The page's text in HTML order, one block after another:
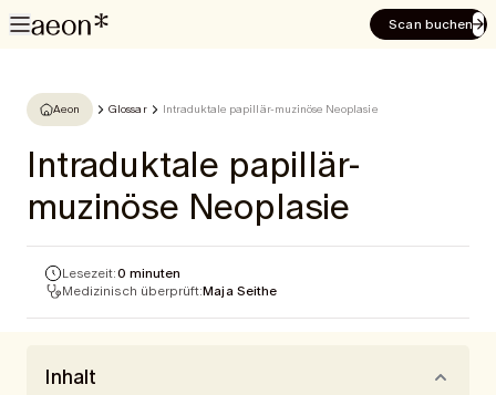
Scan buchen
Aeon Glossar Intraduktale papillär-muzinöse Neoplasie
Intraduktale papillär-
muzinöse Neoplasie
Lesezeit:0 minuten
Medizinisch überprüft:Maja Seithe
Inhalt